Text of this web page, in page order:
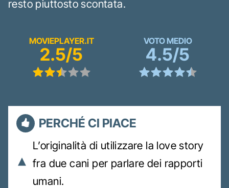
resto piuttosto scontata.
MOVIEPLAYER.IT
2.5/5
VOTO MEDIO
4.5/5
PERCHÉ CI PIACE
L’originalità di utilizzare la love story
fra due cani per parlare dei rapporti
umani.